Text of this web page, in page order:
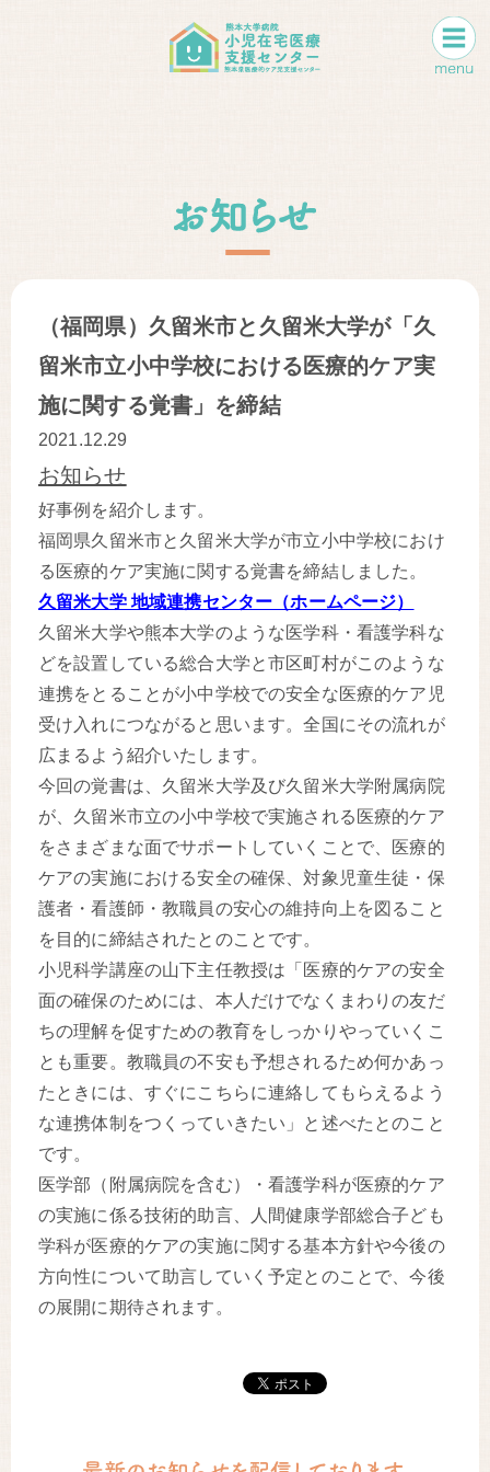
（福岡県）久留米市と久留米大学が「久
留米市立小中学校における医療的ケア実
施に関する覚書」を締結
2021.12.29
お知らせ
好事例を紹介します。
福岡県久留米市と久留米大学が市立小中学校におけ
る医療的ケア実施に関する覚書を締結しました。
久留米大学 地域連携センター（ホームページ）
久留米大学や熊本大学のような医学科・看護学科な
どを設置している総合大学と市区町村がこのような
連携をとることが小中学校での安全な医療的ケア児
受け入れにつながると思います。全国にその流れが
広まるよう紹介いたします。
今回の覚書は、久留米大学及び久留米大学附属病院
が、久留米市立の小中学校で実施される医療的ケア
をさまざまな面でサポートしていくことで、医療的
ケアの実施における安全の確保、対象児童生徒・保
護者・看護師・教職員の安心の維持向上を図ること
を目的に締結されたとのことです。
小児科学講座の山下主任教授は「医療的ケアの安全
面の確保のためには、本人だけでなくまわりの友だ
ちの理解を促すための教育をしっかりやっていくこ
とも重要。教職員の不安も予想されるため何かあっ
たときには、すぐにこちらに連絡してもらえるよう
な連携体制をつくっていきたい」と述べたとのこと
です。
医学部（附属病院を含む）・看護学科が医療的ケア
の実施に係る技術的助言、人間健康学部総合子ども
学科が医療的ケアの実施に関する基本方針や今後の
方向性について助言していく予定とのことで、今後
の展開に期待されます。